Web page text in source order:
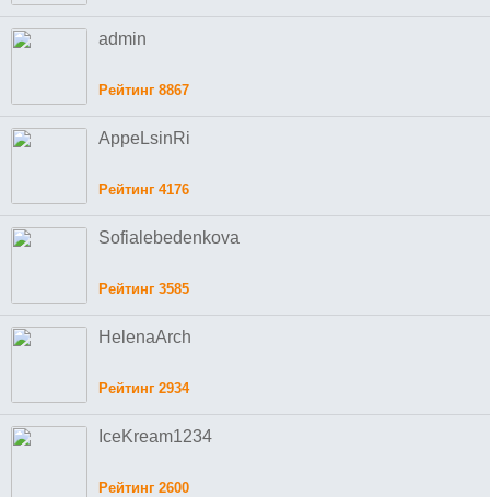
admin
Рейтинг 8867
AppeLsinRi
Рейтинг 4176
Sofialebedenkova
Рейтинг 3585
HelenaArch
Рейтинг 2934
IceKream1234
Рейтинг 2600